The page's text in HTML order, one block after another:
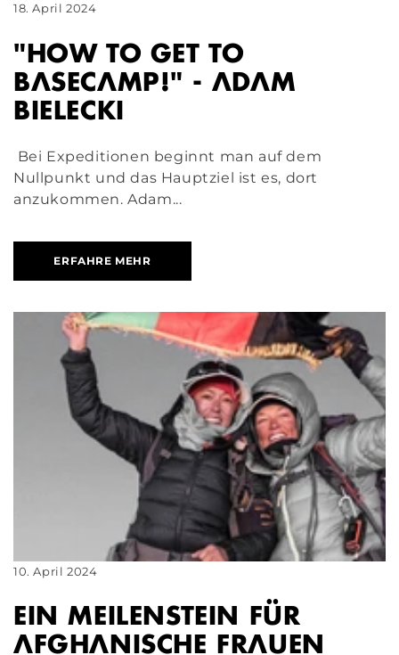
18. April 2024
"HOW TO GET TO
BASECAMP!" - ADAM
BIELECKI
Bei Expeditionen beginnt man auf dem
Nullpunkt und das Hauptziel ist es, dort
anzukommen. Adam...
ERFAHRE MEHR
10. April 2024
EIN MEILENSTEIN FÜR
AFGHANISCHE FRAUEN